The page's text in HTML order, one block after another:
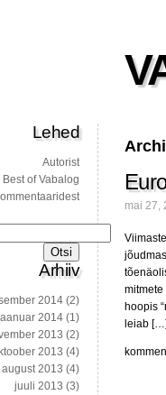
mai 27,
hoopis
leiab […]
Euroopa
Lehed
Autorist
Best of Vabalog
Arhiiv
2014 (2)
2014 (1)
2013 (2)
2013 (4)
august 2013 (4)
juuli 2013 (3)